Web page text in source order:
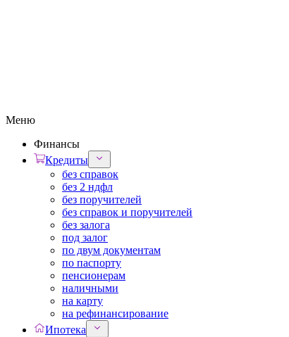
Меню
Финансы
Кредиты
без справок
без 2 ндфл
без поручителей
без справок и поручителей
без залога
под залог
по двум документам
по паспорту
пенсионерам
наличными
на карту
на рефинансирование
Ипотека